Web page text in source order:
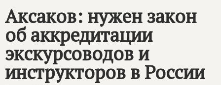
Аксаков: нужен закон
об аккредитации
экскурсоводов и
инструкторов в России